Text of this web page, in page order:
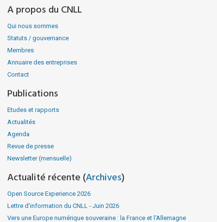
A propos du CNLL
Qui nous sommes
Statuts / gouvernance
Membres
Annuaire des entreprises
Contact
Publications
Etudes et rapports
Actualités
Agenda
Revue de presse
Newsletter (mensuelle)
Actualité récente (Archives)
Open Source Experience 2026
Lettre d'information du CNLL - Juin 2026
Vers une Europe numérique souveraine : la France et l'Allemagne